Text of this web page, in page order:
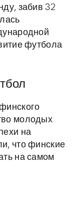
забив 32
футбола
молодых
на
что финские
на самом